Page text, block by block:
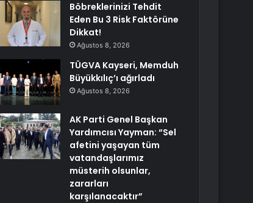
Böbreklerinizi Tehdit
Eden Bu 3 Risk Faktörüne
Dikkat!
Ağustos 8, 2026
TÜGVA Kayseri, Memduh
Büyükkılıç’ı ağırladı
Ağustos 8, 2026
AK Parti Genel Başkan
Yardımcısı Yayman: “Sel
afetini yaşayan tüm
vatandaşlarımız
müsterih olsunlar,
zararları
karşılanacaktır”